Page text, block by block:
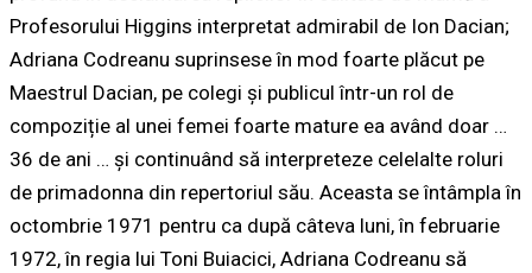
Profesorului Higgins interpretat admirabil de Ion Dacian;
Adriana Codreanu suprinsese în mod foarte plăcut pe
Maestrul Dacian, pe colegi și publicul într-un rol de
compoziție al unei femei foarte mature ea având doar …
36 de ani … și continuând să interpreteze celelalte roluri
de primadonna din repertoriul său. Aceasta se întâmpla în
octombrie 1971 pentru ca după câteva luni, în februarie
1972, în regia lui Toni Buiacici, Adriana Codreanu să